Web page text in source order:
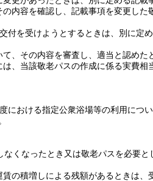
内容を確認し、記載事項を変更した
付を受けようとするときは、別に定
、その内容を審査し、適当と認めた
、当該敬老パスの作成に係る実費相
における指定公衆浴場等の利用につ
なくなったとき又は敬老パスを必要
の積増しによる残額があるときは